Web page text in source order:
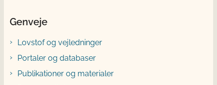
Genveje
Lovstof og vejledninger
Portaler og databaser
Publikationer og materialer